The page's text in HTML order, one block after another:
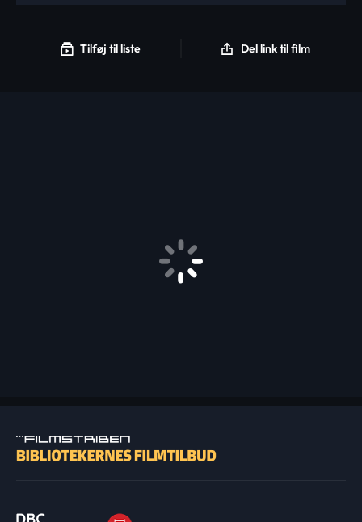
Tilføj til liste Del link til film